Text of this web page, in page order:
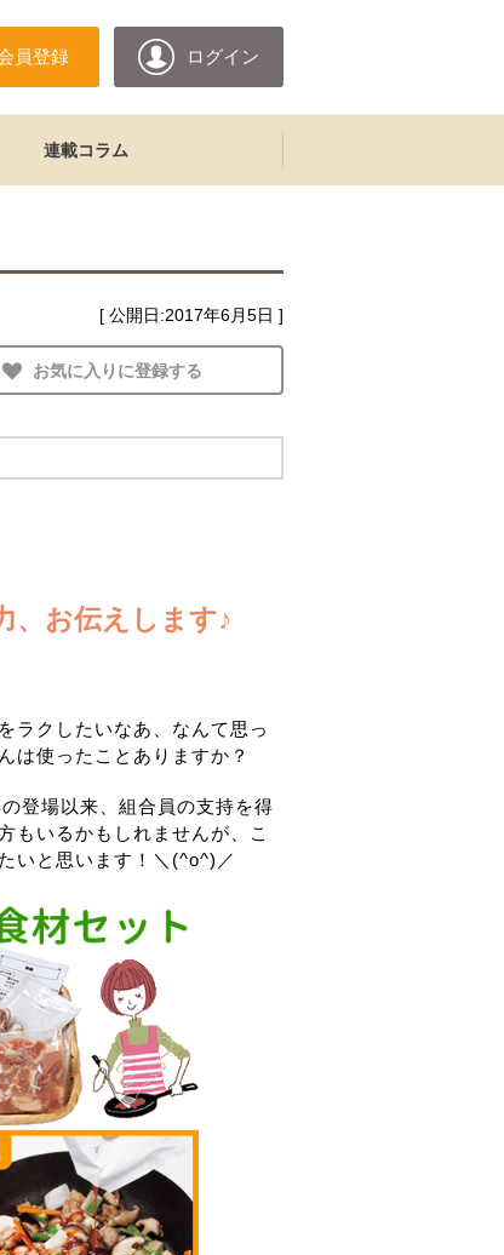
員登録 ログイン
連載コラム
[ 公開日:2017年6月5日 ]
お気に入りに登録する
、お伝えします♪
ラクしたいなあ、なんて思っ
は使ったことありますか？
登場以来、組合員の支持を得
もいるかもしれませんが、こ
いと思います！＼(^o^)／